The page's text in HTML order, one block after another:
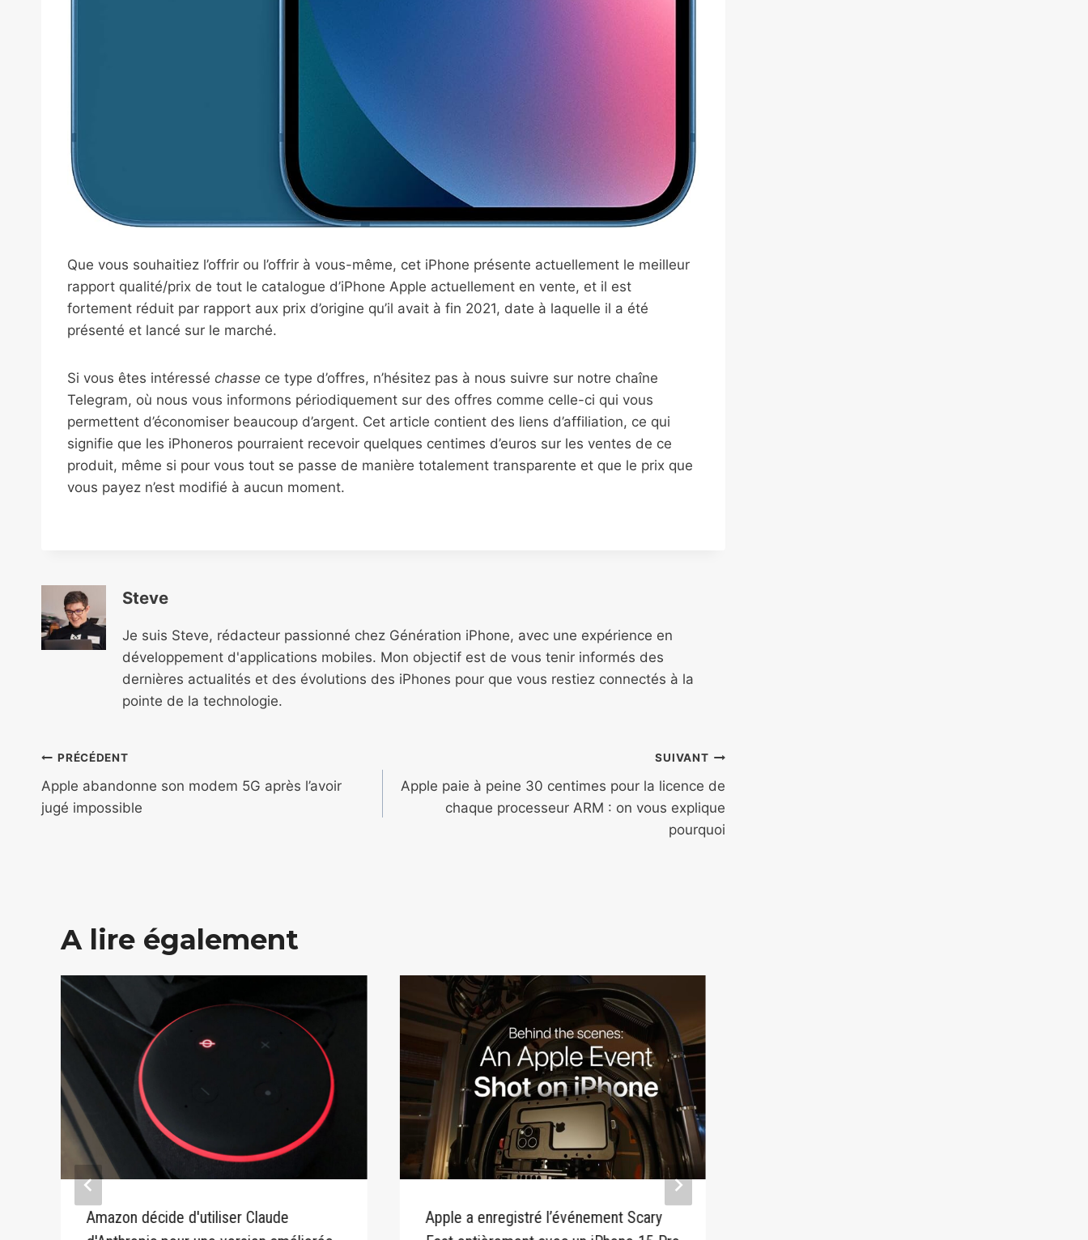
Que vous souhaitiez l’offrir ou l’offrir à vous-même, cet iPhone présente actuellement le meilleur
rapport qualité/prix de tout le catalogue d’iPhone Apple actuellement en vente, et il est
fortement réduit par rapport aux prix d’origine qu’il avait à fin 2021, date à laquelle il a été
présenté et lancé sur le marché.
Si vous êtes intéressé chasse ce type d’offres, n’hésitez pas à nous suivre sur notre chaîne
Telegram, où nous vous informons périodiquement sur des offres comme celle-ci qui vous
permettent d’économiser beaucoup d’argent. Cet article contient des liens d’affiliation, ce qui
signifie que les iPhoneros pourraient recevoir quelques centimes d’euros sur les ventes de ce
produit, même si pour vous tout se passe de manière totalement transparente et que le prix que
vous payez n’est modifié à aucun moment.
Steve
Je suis Steve, rédacteur passionné chez Génération iPhone, avec une expérience en
développement d'applications mobiles. Mon objectif est de vous tenir informés des
dernières actualités et des évolutions des iPhones pour que vous restiez connectés à la
pointe de la technologie.
Navigation
de
l’article
PRÉCÉDENT
Apple abandonne son modem 5G après l’avoir
jugé impossible
SUIVANT
Apple paie à peine 30 centimes pour la licence de
chaque processeur ARM : on vous explique
pourquoi
A lire également
Amazon décide d'utiliser Claude
Apple a enregistré l’événement Scary